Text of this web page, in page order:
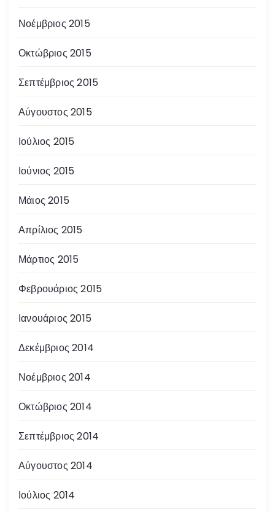
Νοέμβριος 2015
Οκτώβριος 2015
Σεπτέμβριος 2015
Αύγουστος 2015
Ιούλιος 2015
Ιούνιος 2015
Μάιος 2015
Απρίλιος 2015
Μάρτιος 2015
Φεβρουάριος 2015
Ιανουάριος 2015
Δεκέμβριος 2014
Νοέμβριος 2014
Οκτώβριος 2014
Σεπτέμβριος 2014
Αύγουστος 2014
Ιούλιος 2014